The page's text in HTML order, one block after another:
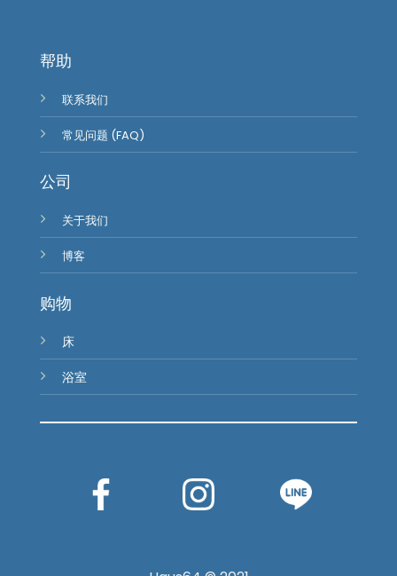
帮助
联系我们
常见问题 (FAQ)
公司
关于我们
博客
购物
床
浴室